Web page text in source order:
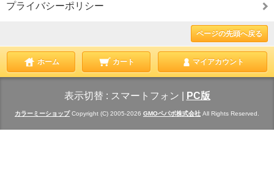
プライバシーポリシー
ページの先頭へ戻る
ホーム カート マイアカウント
表示切替 : スマートフォン PC版
カラーミーショップ Copyright (C) 2005-2026 GMOペパボ株式会社 All Rights Reserved.